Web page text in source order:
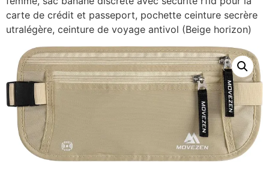
carte de crédit et passeport, pochette ceinture secrère
utralégère, ceinture de voyage antivol (Beige horizon)